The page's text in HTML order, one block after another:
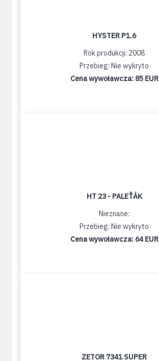
HYSTER P1.6
Rok produkcji: 2008
Przebieg: Nie wykryto
Cena wywoławcza: 85 EUR
HT 23 - PALEŤÁK
Nieznane:
Przebieg: Nie wykryto
Cena wywoławcza: 64 EUR
ZETOR 7341 SUPER